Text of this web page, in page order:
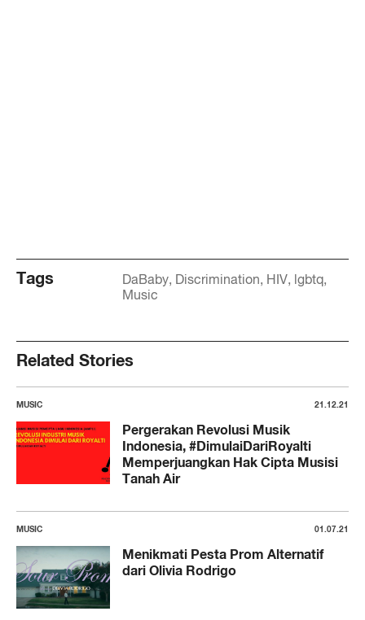
Tags DaBaby Discrimination HIV
lgbtq
Music
Related Stories
MUSIC 21.12.21
Pergerakan Revolusi Musik
Indonesia, #DimulaiDariRoyalti
Memperjuangkan Hak Cipta Musisi
Tanah Air
MUSIC 01.07.21
Menikmati Pesta Prom Alternatif
dari Olivia Rodrigo